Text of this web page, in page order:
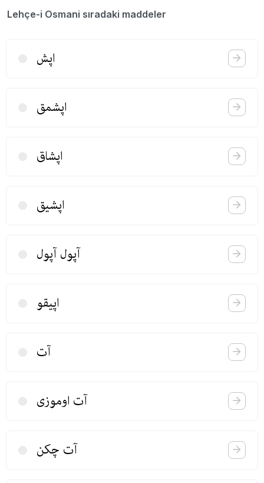
Lehçe-i Osmani sıradaki maddeler
اپش
اپشمق
اپشاق
اپشیق
آپول آپول
اپیقو
آت
آت اوموزی
آت چكن